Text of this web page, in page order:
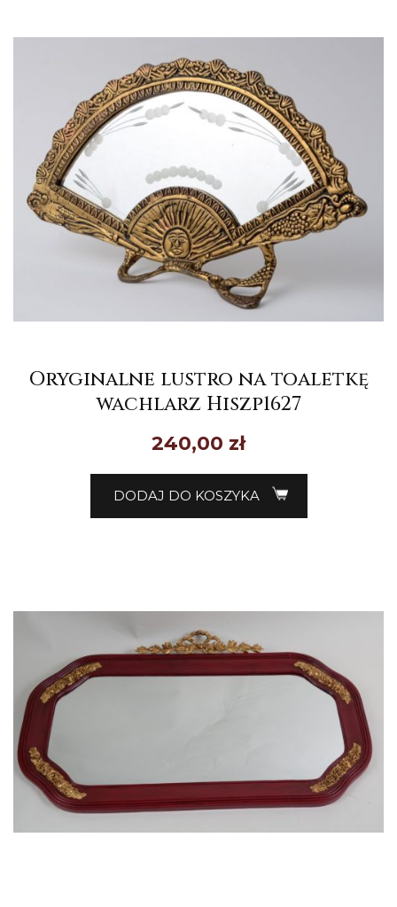
Oryginalne lustro na toaletkę
wachlarz Hiszp1627
240,00 zł
DODAJ DO KOSZYKA